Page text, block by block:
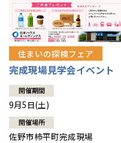
住まいの探検フェア
完成現場見学会イベント
開催期間
9月5日(土)
開催場所
佐野市柿平町完成現場